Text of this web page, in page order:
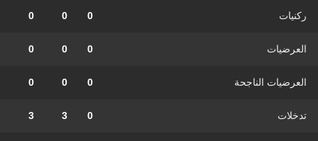
ركنيات 0
0
0
العرضيات 0
0
0
العرضيات الناجحة 0
0
0
تدخلات 0
3
3